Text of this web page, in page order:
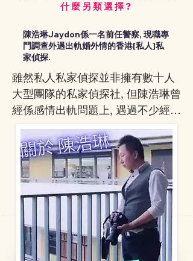
親自向客戶實時匯報進展 不
接匯報摘要報告3) 陳浩琳 是
一名前警員, 不是流氓, 處理
私人敏感個案時 會有更高的
道德操守保障。 4) 陳浩琳 雖
然以個人私家偵探名義, 親自
接洽客戶 及 實地參與每一次
行動。根據案件嘅複雜程
度，陳浩琳 會安排額外嘅私
家偵探助手協助，確保工作
完成妥當。但無論有幾多助
手協助，只有 Jaydon 本人
會掌握客戶嘅個人資料，不
會分享給其他助手。5)
Facebook及IG 均已取得
「Meta官方驗證」擁有藍色
勾勾徽章標誌, 帳號真實安
什麼另類選擇?
陳浩琳Jaydon係一名前任警察, 現職專
門調查外遇出軌婚外情的香港[私人]私
家偵探.
雖然私人私家偵探並非擁有數十人
大型團隊的私家偵探社, 但陳浩琳曾
經係感情出軌問題上, 遇過不少經
歷. 因此身同感受知道你一個人獨自
面對外遇出軌困惑時, 有幾不安及痛
苦.私人私家偵探不會像大型私家偵
探社公司把你的婚外情內容存檔詳
盡紀錄.
陳浩琳希望自己的親身經歷及私家
偵探經驗能給你個人更貼心的幫忙.